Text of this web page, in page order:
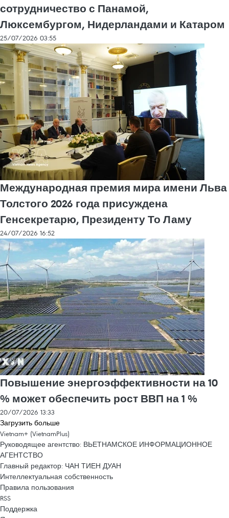
сотрудничество с Панамой,
Люксембургом, Нидерландами и Катаром
25/07/2026 03:55
Международная премия мира имени Льва
Толстого 2026 года присуждена
Генсекретарю, Президенту То Ламу
24/07/2026 16:52
Повышение энергоэффективности на 10
% может обеспечить рост ВВП на 1 %
20/07/2026 13:33
Загрузить больше
Vietnam+ (VietnamPlus)
Руководящее агентство: ВЬЕТНАМСКОЕ ИНФОРМАЦИОННОЕ
АГЕНТСТВО
Главный редактор: ЧАН ТИЕН ДУАН
Интеллектуальная собственность
Правила пользования
RSS
Поддержка